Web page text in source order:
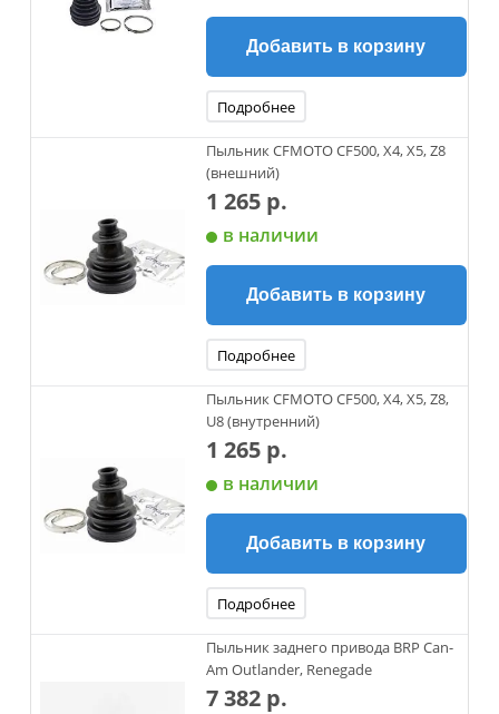
Добавить в корзину
Подробнее
Пыльник CFMOTO CF500, X4, X5, Z8
(внешний)
1 265 р.
в наличии
Добавить в корзину
Подробнее
Пыльник CFMOTO CF500, X4, X5, Z8,
U8 (внутренний)
1 265 р.
в наличии
Добавить в корзину
Подробнее
Пыльник заднего привода BRP Can-
Am Outlander, Renegade
7 382 р.